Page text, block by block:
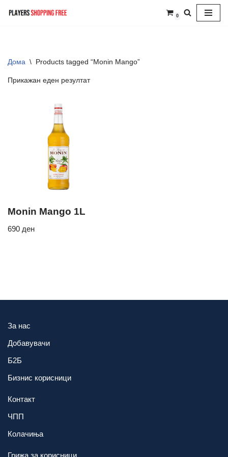
0
Дома \ Products tagged “Monin Mango”
Прикажан еден резултат
Monin Mango 1L
690 ден
За нас
Добавувачи
Б2Б
Бизнис корисници
Контакт
ЧПП
Колачиња
Грижа за корисници